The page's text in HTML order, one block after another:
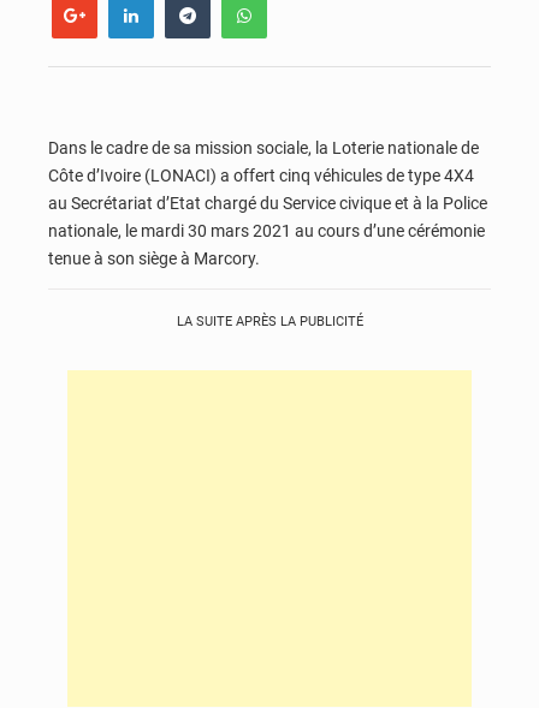
Dans le cadre de sa mission sociale, la Loterie nationale de
Côte d’Ivoire (LONACI) a offert cinq véhicules de type 4X4
au Secrétariat d’Etat chargé du Service civique et à la Police
nationale, le mardi 30 mars 2021 au cours d’une cérémonie
tenue à son siège à Marcory.
LA SUITE APRÈS LA PUBLICITÉ